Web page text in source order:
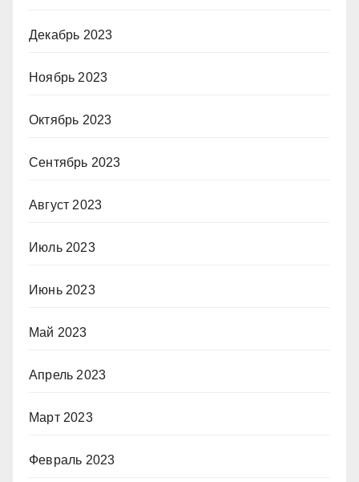
Декабрь 2023
Ноябрь 2023
Октябрь 2023
Сентябрь 2023
Август 2023
Июль 2023
Июнь 2023
Май 2023
Апрель 2023
Март 2023
Февраль 2023